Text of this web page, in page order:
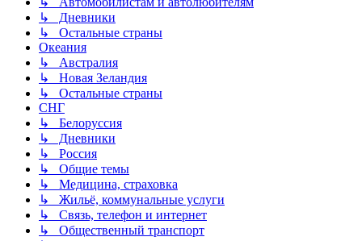
↳ Дневники
↳ Остальные страны
Океания
↳ Австралия
↳ Новая Зеландия
↳ Остальные страны
СНГ
↳ Белоруссия
↳ Дневники
↳ Россия
↳ Общие темы
↳ Медицина, страховка
↳ Жильё, коммунальные услуги
↳ Связь, телефон и интернет
↳ Общественный транспорт